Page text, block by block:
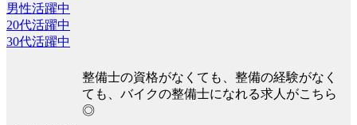
男性活躍中
20代活躍中
30代活躍中
整備士の資格がなくても、整備の経験がなく
ても、バイクの整備士になれる求人がこちら
◎